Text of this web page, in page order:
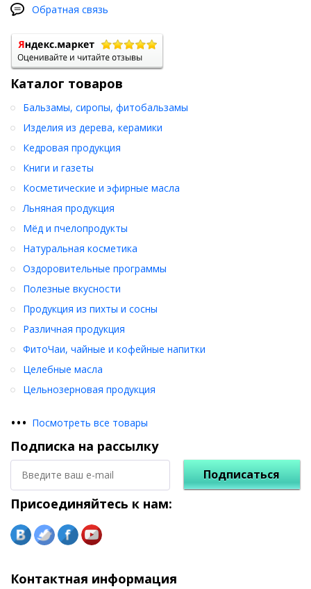
примесей, квас лучше приготовить в стеклянной посуде.
Состав: мука ржаная из цельного зерна.
Срок хранения: 10 мес. хранить при температуре не выше 25С в
сухом месте
Обратная связь
Каталог товаров
Бальзамы, сиропы, фитобальзамы
Изделия из дерева, керамики
Кедровая продукция
Книги и газеты
Косметические и эфирные масла
Льняная продукция
Мёд и пчелопродукты
Натуральная косметика
Оздоровительные программы
Полезные вкусности
Продукция из пихты и сосны
Различная продукция
ФитоЧаи, чайные и кофейные напитки
Целебные масла
Цельнозерновая продукция
••• Посмотреть все товары
Подписка на рассылку
Подписаться
Присоединяйтесь к нам:
Контактная информация